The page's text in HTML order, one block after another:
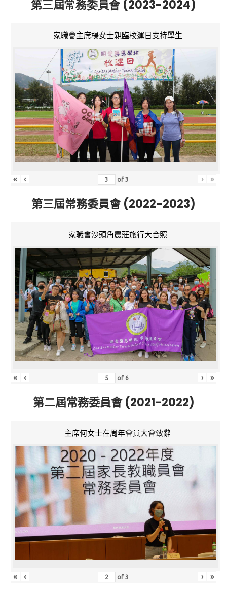
第三屆常務委員會 (2023-2024)
家職會主席楊女士親臨校運日支持學生
« ‹ of3 › »
第三屆常務委員會 (2022-2023)
家職會沙頭角農莊旅行大合照
« ‹ of 6 › »
第二屆常務委員會 (2021-2022)
主席何女士在周年會員大會致辭
« ‹ of3 › »